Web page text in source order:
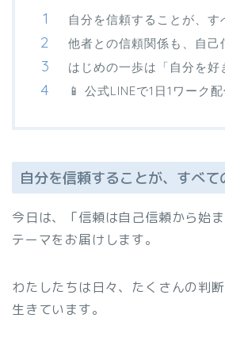
自分を信頼することが、す
他者との信頼関係も、自己
はじめの一歩は「自分を好
📱 公式LINEで1日1ワーク
自分を信頼することが、すべて
今日は、「信頼は自己信頼から始
テーマをお届けします。
わたしたちは日々、たくさんの判
生きています。